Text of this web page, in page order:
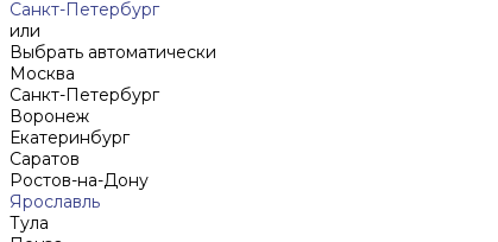
Санкт-Петербург
или
Выбрать автоматически
Москва
Санкт-Петербург
Воронеж
Екатеринбург
Саратов
Ростов-на-Дону
Ярославль
Тула